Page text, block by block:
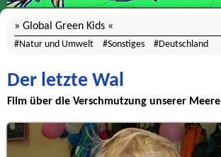
Global Green Kids
Natur und Umwelt Sonstiges Deutschland
Der letzte Wal
Film über die Verschmutzung unserer Meere